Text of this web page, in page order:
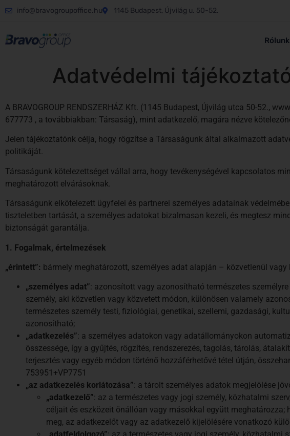
info@bravogroupoffice.hu 1145 Budapest, Újvilág u. 50-52.
Rólunk
Adatvédelmi
A BRAVOGROUP RENDSZERHÁZ Kft. (1145 Budapest, Újvilág utca 50-52.,
677773 , a továbbiakban: Társaság), mint adatkezelő, magára nézve
Jelen tájékoztatónk célja, hogy rögzítse a Társaságunk által alkalmazott
politikáját.
Társaságunk kötelezettséget vállal arra, hogy tevékenységével kapcsolatos
meghatározott elvárásoknak.
Társaságunk elkötelezett ügyfelei és partnerei személyes adatainak
tiszteletben tartását, a személyes adatokat bizalmasan kezeli, és megtesz
biztonságát garantálja.
1. Fogalmak, értelmezések
„érintett”: bármely meghatározott, személyes adat alapján – közvetlenül
„személyes adat”: azonosított vagy azonosítható természetes
személy, aki közvetlen vagy közvetett módon, különösen valamely
természetes személy testi, fiziológiai, genetikai, szellemi, gazdasági,
azonosítható;
„adatkezelés”: a személyes adatokon vagy adatállományokon
összessége, így a gyűjtés, rögzítés, rendszerezés, tagolás, tárolás,
terjesztés vagy egyéb módon történő hozzáférhetővé tétel útján,
753951+VP7751
„az adatkezelés korlátozása”: a tárolt személyes adatok megjelölése
„adatkezelő”: az a természetes vagy jogi személy, közhatalmi
céljait és eszközeit önállóan vagy másokkal együtt
meg, az adatkezelőt vagy az adatkezelő kijelölésére vonatkozó